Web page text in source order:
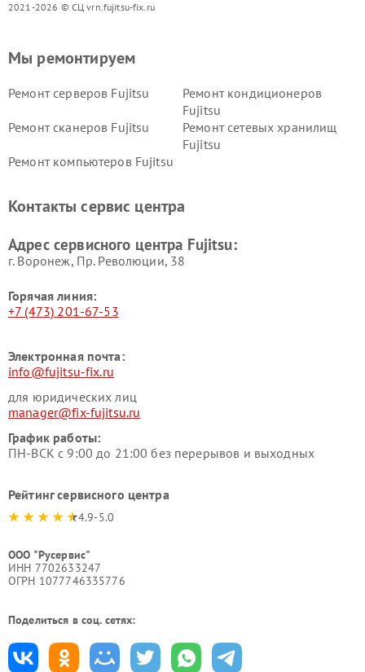
2021-2026 © СЦ vrn.fujitsu-fix.ru
Мы ремонтируем
Ремонт серверов Fujitsu
Ремонт кондиционеров
Fujitsu
Ремонт сканеров Fujitsu
Ремонт сетевых хранилищ
Fujitsu
Ремонт компьютеров Fujitsu
Контакты сервис центра
Адрес сервисного центра Fujitsu:
г. Воронеж, Пр. Революции, 38
Горячая линия:
+7 (473) 201-67-53
Электронная почта:
info@fujitsu-fix.ru
для юридических лиц
manager@fix-fujitsu.ru
График работы:
ПН-ВСК с 9:00 до 21:00 без перерывов и выходных
Рейтинг сервисного центра
4.9-5.0
ООО "Русервис"
ИНН 7702633247
ОГРН 1077746335776
Поделиться в соц. сетях: